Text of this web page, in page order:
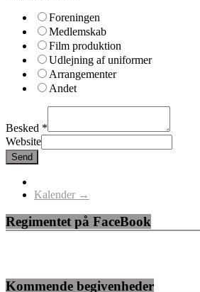
Foreningen
Medlemskab
Film produktion
Udlejning af uniformer
Arrangementer
Andet
Besked *
Website
Send
Kalender →
Regimentet på FaceBook
Kommende begivenheder